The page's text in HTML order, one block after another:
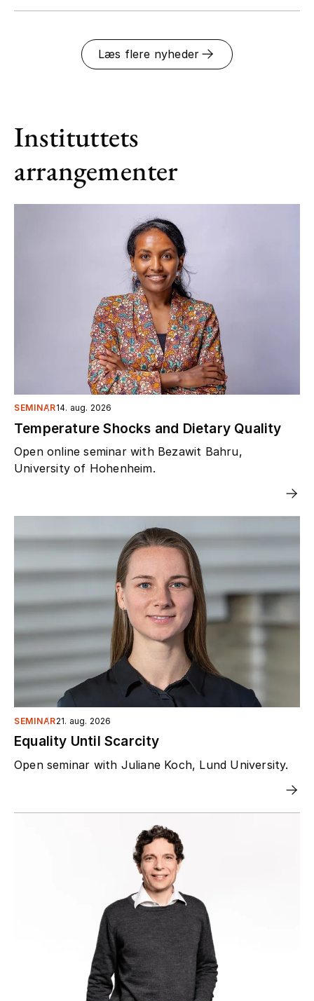
Læs flere nyheder
Instituttets
arrangementer
SEMINAR14. aug. 2026
Temperature Shocks and Dietary Quality
Open online seminar with Bezawit Bahru,
University of Hohenheim.
SEMINAR21. aug. 2026
Equality Until Scarcity
Open seminar with Juliane Koch, Lund University.